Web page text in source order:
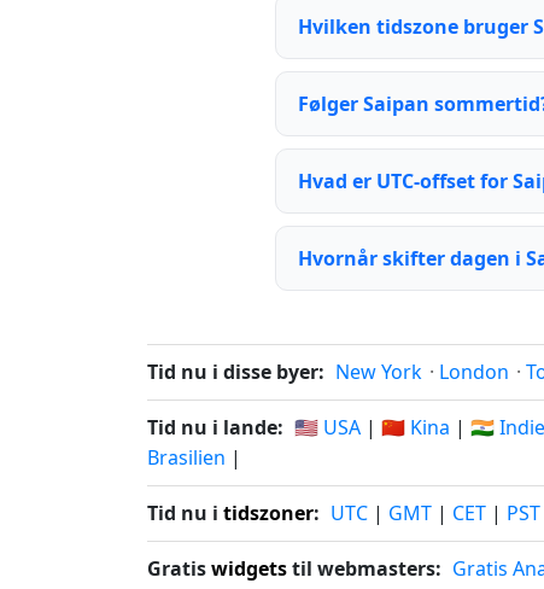
Hvilken tidszone bruger
Følger Saipan
Hvad er UTC-offset for
Hvornår skifter dagen i
Tid nu i disse byer: New York · London ·
Tid nu i lande: 🇺🇸 USA | 🇨🇳 Kina | 🇮🇳
Brasilien |
Tid nu i tidszoner: UTC | GMT | CET | PST
Gratiswidgetstil webmasters: Gratis